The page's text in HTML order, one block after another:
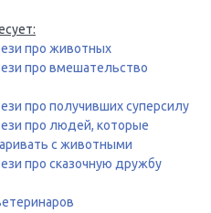
про животных
про вмешательство
про получивших суперсилу
про людей, которые
с животными
про сказочную дружбу